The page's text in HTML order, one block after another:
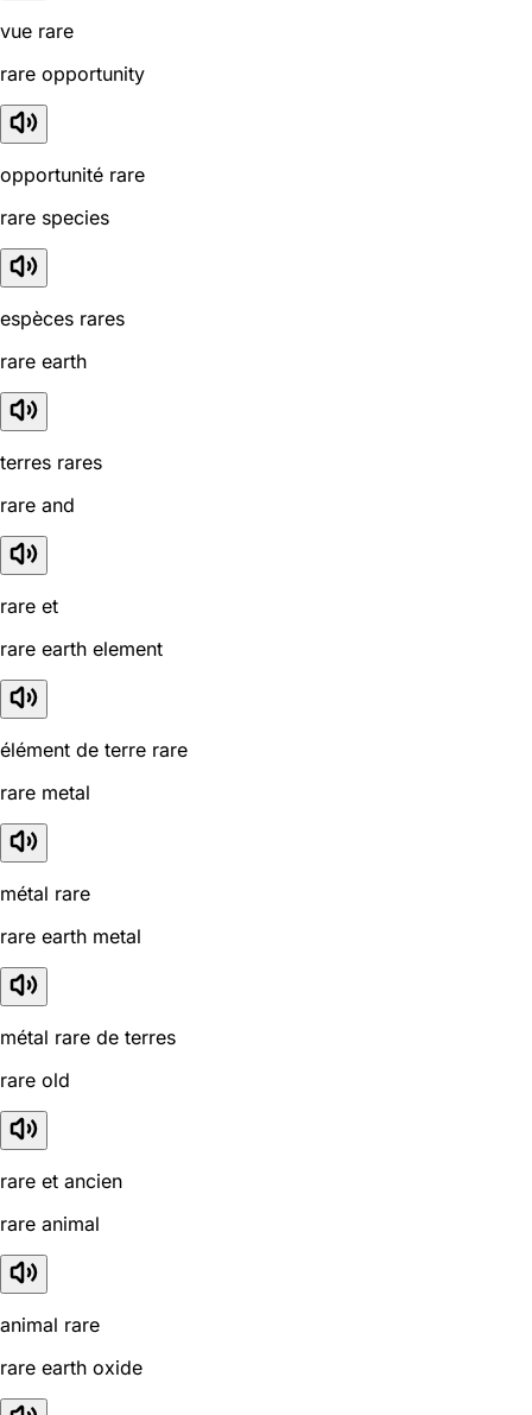
vue rare
rare opportunity
opportunité rare
rare species
espèces rares
rare earth
terres rares
rare and
rare et
rare earth element
élément de terre rare
rare metal
métal rare
rare earth metal
métal rare de terres
rare old
rare et ancien
rare animal
animal rare
rare earth oxide